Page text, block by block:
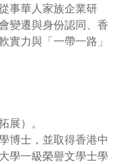
事華人家族企業研
變遷與身份認同、香
實力與「一帶一路」
展）。
博士，並取得香港中
學一級榮譽文學士學